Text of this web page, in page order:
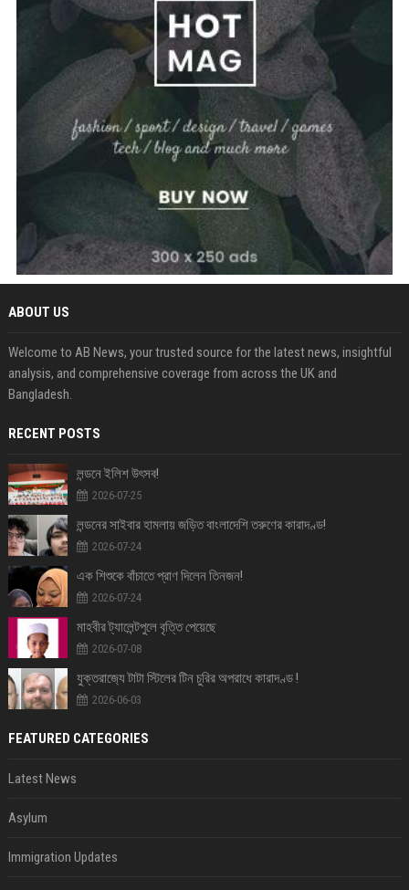
ABOUT US
Welcome to AB News, your trusted source for the latest news, insightful
analysis, and comprehensive coverage from across the UK and
Bangladesh.
RECENT POSTS
লন্ডনে ইলিশ উৎসব!
2026-07-25
লন্ডনের সাইবার হামলায় জড়িত বাংলাদেশি তরুণের কারাদণ্ড!
2026-07-24
এক শিশুকে বাঁচাতে প্রাণ দিলেন তিনজন!
2026-07-24
মাহবীর ট্যালেন্টপুলে বৃত্তি পেয়েছে
2026-07-08
যুক্তরাজ‍্যে টাটা স্টিলের টিন চুরির অপরাধে কারাদণ্ড !
2026-06-03
FEATURED CATEGORIES
Latest News
Asylum
Immigration Updates